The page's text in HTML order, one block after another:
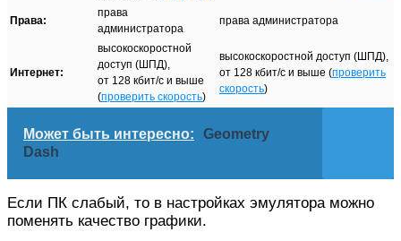
Права:
права
администратора
права администратора
Интернет:
высокоскоростной
доступ (ШПД),
от 128 кбит/с и выше
(проверить скорость)
высокоскоростной доступ (ШПД),
от 128 кбит/с и выше (проверить
скорость)
Может быть интересно:
Geometry
Dash
Если ПК слабый, то в настройках эмулятора можно
поменять качество графики.